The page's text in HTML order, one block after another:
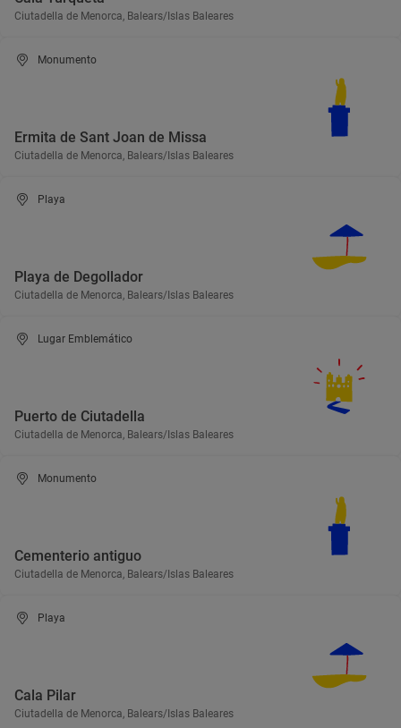
Ciutadella de Menorca, Balears/Islas Baleares
Monumento
Ermita de Sant Joan de Missa
Ciutadella de Menorca, Balears/Islas Baleares
Playa
Playa de Degollador
Ciutadella de Menorca, Balears/Islas Baleares
Lugar Emblemático
Puerto de Ciutadella
Ciutadella de Menorca, Balears/Islas Baleares
Monumento
Cementerio antiguo
Ciutadella de Menorca, Balears/Islas Baleares
Playa
Cala Pilar
Ciutadella de Menorca, Balears/Islas Baleares